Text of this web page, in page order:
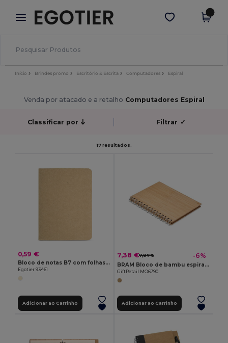
× App Egotier
Melhores preços na app!
Obter app
Início Brindes promo Escritório & Escrita Computadores Espiral
Venda por atacado e a retalho Computadores Espiral
Classificar por Filtrar ✓
17 resultados.
0,59 €
Bloco de notas B7 com folhas lisas
Egotier 93461
Adicionar ao Carrinho
7,38 €7,87 € -6%
BRAM Bloco de bambu espiral A5
GiftRetail MO6790
Adicionar ao Carrinho